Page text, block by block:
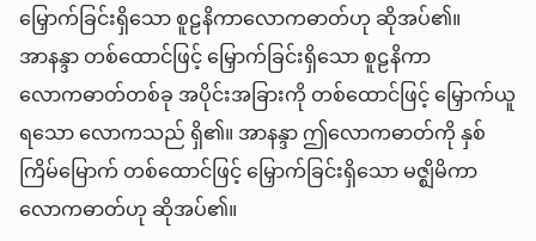
မြှောက်ခြင်းရှိသော စူဠနိကာလောကဓာတ်ဟု ဆိုအပ်၏။
အာနန္ဒာ တစ်ထောင်ဖြင့် မြှောက်ခြင်းရှိသော စူဠနိကာ
လောကဓာတ်တစ်ခု အပိုင်းအခြားကို တစ်ထောင်ဖြင့် မြှောက်ယူ
ရသော လောကသည် ရှိ၏။ အာနန္ဒာ ဤလောကဓာတ်ကို နှစ်
ကြိမ်မြောက် တစ်ထောင်ဖြင့် မြှောက်ခြင်းရှိသော မဇ္ဈိမိကာ
လောကဓာတ်ဟု ဆိုအပ်၏။